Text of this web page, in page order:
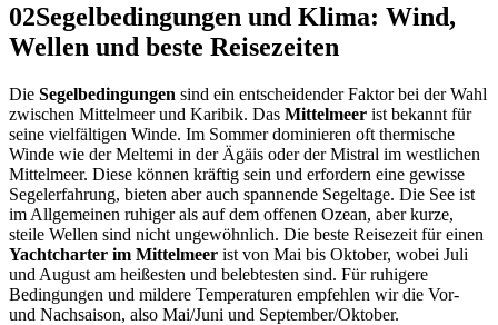
02Segelbedingungen und Klima: Wind,
Wellen und beste Reisezeiten
Die Segelbedingungen sind ein entscheidender Faktor bei der Wahl
zwischen Mittelmeer und Karibik. Das Mittelmeer ist bekannt für
seine vielfältigen Winde. Im Sommer dominieren oft thermische
Winde wie der Meltemi in der Ägäis oder der Mistral im westlichen
Mittelmeer. Diese können kräftig sein und erfordern eine gewisse
Segelerfahrung, bieten aber auch spannende Segeltage. Die See ist
im Allgemeinen ruhiger als auf dem offenen Ozean, aber kurze,
steile Wellen sind nicht ungewöhnlich. Die beste Reisezeit für einen
Yachtcharter im Mittelmeer ist von Mai bis Oktober, wobei Juli
und August am heißesten und belebtesten sind. Für ruhigere
Bedingungen und mildere Temperaturen empfehlen wir die Vor-
und Nachsaison, also Mai/Juni und September/Oktober.